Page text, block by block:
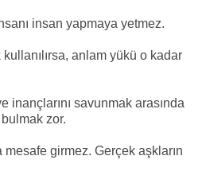
insan yapmaya yetmez.
anlam yükü o kadar
inançlarını savunmak arasında
zor.
girmez. Gerçek aşkların